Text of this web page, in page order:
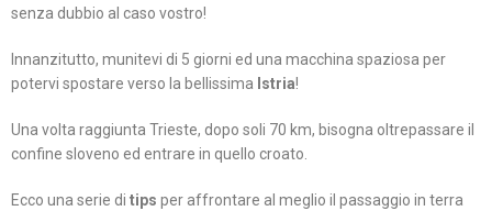
senza dubbio al caso vostro!
Innanzitutto, munitevi di 5 giorni ed una macchina spaziosa per
potervi spostare verso la bellissima Istria!
Una volta raggiunta Trieste, dopo soli 70 km, bisogna oltrepassare il
confine sloveno ed entrare in quello croato.
Ecco una serie di tips per affrontare al meglio il passaggio in terra